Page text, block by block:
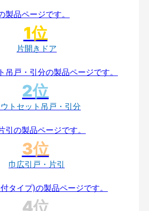
片開きドア
トセット吊戸・引分
巾広引戸・片引